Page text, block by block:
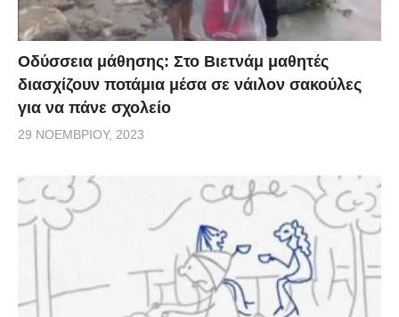
Οδύσσεια μάθησης: Στο Βιετνάμ μαθητές
διασχίζουν ποτάμια μέσα σε νάιλον σακούλες
για να πάνε σχολείο
29 ΝΟΕΜΒΡΊΟΥ, 2023